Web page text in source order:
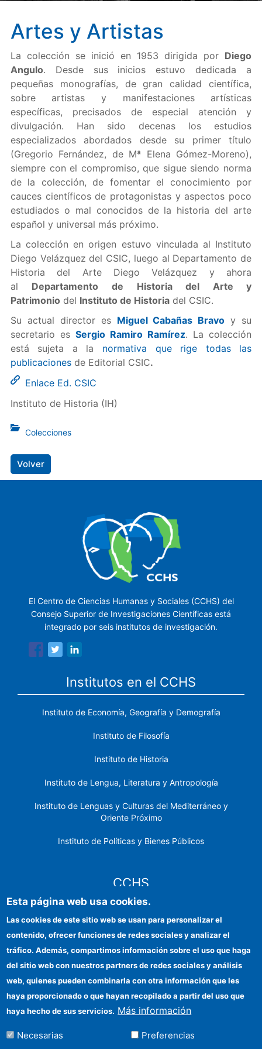
Artes y Artistas
La colección se inició en 1953 dirigida por Diego
Angulo. Desde sus inicios estuvo dedicada a
pequeñas monografías, de gran calidad científica,
sobre artistas y manifestaciones artísticas
específicas, precisados de especial atención y
divulgación. Han sido decenas los estudios
especializados abordados desde su primer título
(Gregorio Fernández, de Mª Elena Gómez-Moreno),
siempre con el compromiso, que sigue siendo norma
de la colección, de fomentar el conocimiento por
cauces científicos de protagonistas y aspectos poco
estudiados o mal conocidos de la historia del arte
español y universal más próximo.
La colección en origen estuvo vinculada al Instituto
Diego Velázquez del CSIC, luego al Departamento de
Historia del Arte Diego Velázquez y ahora
al Departamento de Historia del Arte y
Patrimonio del Instituto de Historiadel CSIC.
Su actual director es Miguel Cabañas Bravo y su
secretario es Sergio Ramiro Ramírez. La colección
está sujeta a la normativa que rige todas las
publicacionesde Editorial CSIC.
Enlace Ed. CSIC
Instituto de Historia (IH)
Colecciones
Volver
El Centro de Ciencias Humanas y Sociales (CCHS) del
Consejo Superior de Investigaciones Científicas está
integrado por seis institutos de investigación.
Institutos en el CCHS
Instituto de Economía, Geografía y Demografía
Instituto de Filosofía
Instituto de Historia
Instituto de Lengua, Literatura y Antropología
Instituto de Lenguas y Culturas del Mediterráneo y
Oriente Próximo
Instituto de Políticas y Bienes Públicos
CCHS
Identidad institucional
Ayudas FEDER
Organismos financiadores
Contacto
Esta página web usa cookies.
Las cookies de este sitio web se usan para personalizar el
contenido, ofrecer funciones de redes sociales y analizar el
tráfico. Además, compartimos información sobre el uso que haga
del sitio web con nuestros partners de redes sociales y análisis
web, quienes pueden combinarla con otra información que les
haya proporcionado o que hayan recopilado a partir del uso que
haya hecho de sus servicios. Más información
Necesarias Preferencias